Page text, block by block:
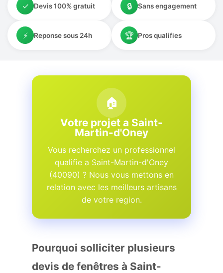
✓ Devis 100% gratuit 🔒 Sans engagement
⚡ Reponse sous 24h 🏆 Pros qualifies
🏠
Votre projet a Saint-
Martin-d'Oney
Vous recherchez un professionnel
qualifie a Saint-Martin-d'Oney
(40090) ? Nous vous mettons en
relation avec les meilleurs artisans
de votre region.
Pourquoi solliciter plusieurs
devis de fenêtres à Saint-